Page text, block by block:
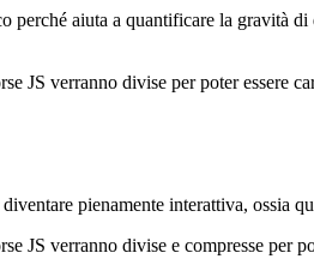
perché aiuta a quantificare la gravità
JS verranno divise per poter essere
pienamente interattiva, ossia
JS verranno divise e compresse per